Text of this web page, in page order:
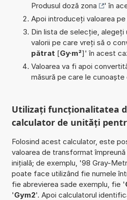
Produsul doză zona
' în
Apoi introduceți valoarea
Din lista de selecție,
valorii pe care vreți să o
pătrat [Gy·m²]' în acest
Valoarea va fi apoi
măsură pe care le cunoaște
Utilizați funcționalitatea
calculator de unități
Folosind acest calculator, este
valoarea de transformat
inițială; de exemplu, '98 Gray-
poate face utilizând fie numele
fie abrevierea sade exemplu, fie '
'Gym2'. Apoi calculatorul